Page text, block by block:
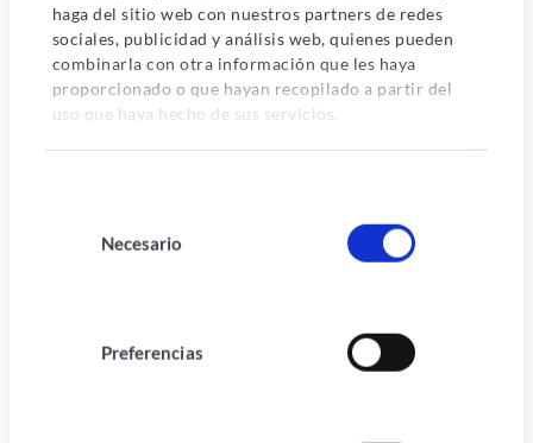
haga del sitio web con nuestros partners de redes
sociales, publicidad y análisis web, quienes pueden
combinarla con otra información que les haya
proporcionado o que hayan recopilado a partir del
uso que haya hecho de sus servicios.
consentimiento
Necesario
Preferencias
que se sienten cómodos y preparados para su
trabajo son más propensos a permanecer en la
y dinero en la contratación y formación de nuevos
empleados.